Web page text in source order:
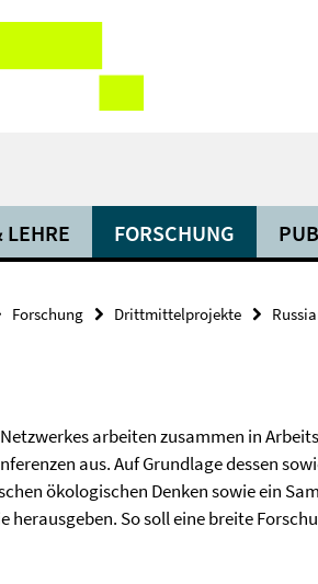
FORSCHUNG
Forschung Drittmittelprojekte
arbeiten zusammen in
aus. Auf Grundlage dessen
ökologischen Denken sowie ein
herausgeben. So soll eine breite